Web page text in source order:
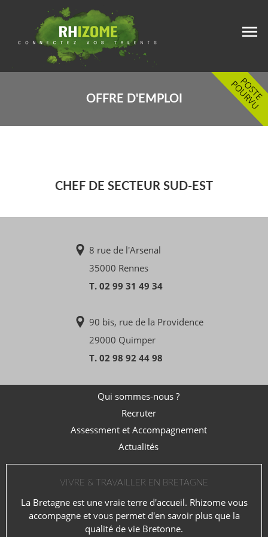
OFFRE D'EMPLOI
CHEF DE SECTEUR SUD-EST
8 rue de l'Arsenal
35000 Rennes
T. 02 99 31 49 34
90 bis, rue de la Providence
29000 Quimper
T. 02 98 92 44 98
Qui sommes-nous ?
Recruter
Assessment et Accompagnement
Actualités
VIVRE & TRAVAILLER EN BRETAGNE
La Bretagne est une vraie terre d'accueil. Rhizome vous
accompagne et vous permet d'en savoir plus que la
qualité de vie Bretonne.